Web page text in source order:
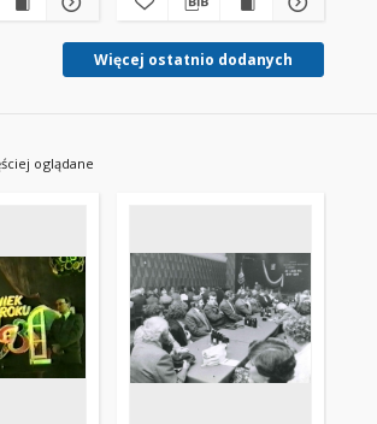
Więcej ostatnio dodanych
oglądane